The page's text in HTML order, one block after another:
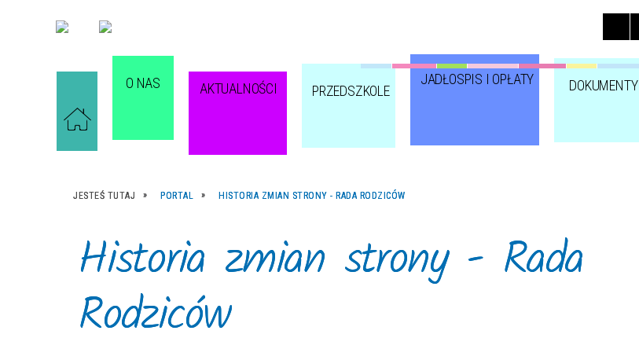
O NAS AKTUALNOŚCI PRZEDSZKOLE
JADŁOSPIS I OPŁATY DOKUMENTY
JESTEŚ TUTAJ PORTAL HISTORIA ZMIAN STRONY - RADA RODZICÓW
Historia zmian strony - Rada
Rodziców